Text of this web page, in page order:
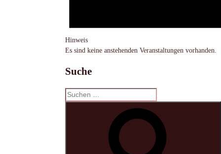
Hinweis
Es sind keine anstehenden Veranstaltungen vorhanden.
Suche
Suchen
nach: